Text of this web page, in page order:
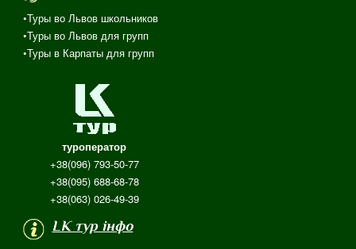
•Туры во Львов школьников
•Туры во Львов для групп
•Туры в Карпаты для групп
туроператор
+38(096) 793-50-77
+38(095) 688-68-78
+38(063) 026-49-39
LK тур інфо